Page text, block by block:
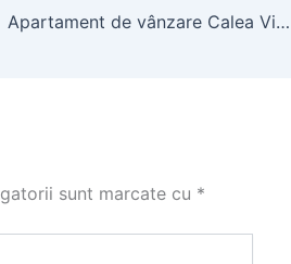
Apartament de vânzare Calea Victoriei | Oferte studiouri
sunt marcate cu *